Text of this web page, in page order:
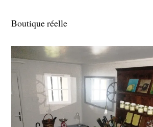
Boutique réelle